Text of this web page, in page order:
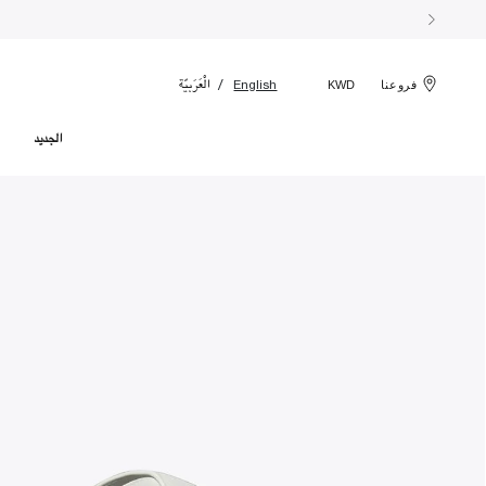
فروعنا KWD
English الْعَرَبيّة
الجديد